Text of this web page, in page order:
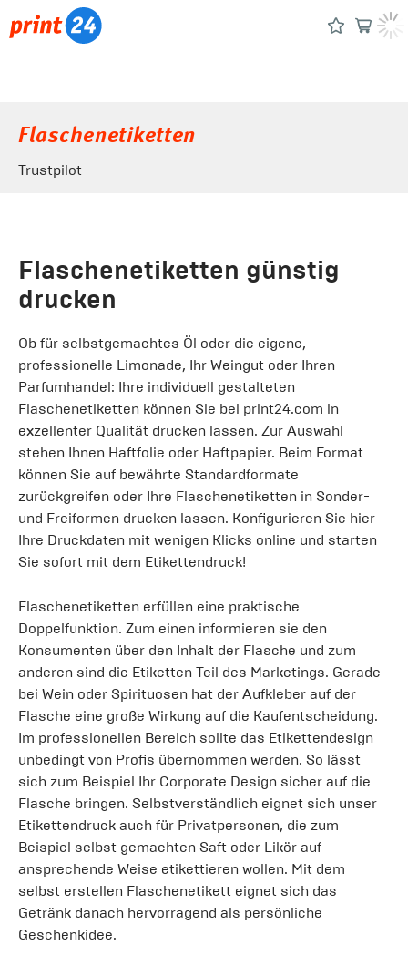
Flaschenetiketten
Trustpilot
Flaschenetiketten günstig
drucken
Ob für selbstgemachtes Öl oder die eigene,
professionelle Limonade, Ihr Weingut oder Ihren
Parfumhandel: Ihre individuell gestalteten
Flaschenetiketten können Sie bei print24.com in
exzellenter Qualität drucken lassen. Zur Auswahl
stehen Ihnen Haftfolie oder Haftpapier. Beim Format
können Sie auf bewährte Standardformate
zurückgreifen oder Ihre Flaschenetiketten in Sonder-
und Freiformen drucken lassen. Konfigurieren Sie hier
Ihre Druckdaten mit wenigen Klicks online und starten
Sie sofort mit dem Etikettendruck!
Flaschenetiketten erfüllen eine praktische
Doppelfunktion. Zum einen informieren sie den
Konsumenten über den Inhalt der Flasche und zum
anderen sind die Etiketten Teil des Marketings. Gerade
bei Wein oder Spirituosen hat der Aufkleber auf der
Flasche eine große Wirkung auf die Kaufentscheidung.
Im professionellen Bereich sollte das Etikettendesign
unbedingt von Profis übernommen werden. So lässt
sich zum Beispiel Ihr Corporate Design sicher auf die
Flasche bringen. Selbstverständlich eignet sich unser
Etikettendruck auch für Privatpersonen, die zum
Beispiel selbst gemachten Saft oder Likör auf
ansprechende Weise etikettieren wollen. Mit dem
selbst erstellen Flaschenetikett eignet sich das
Getränk danach hervorragend als persönliche
Geschenkidee.